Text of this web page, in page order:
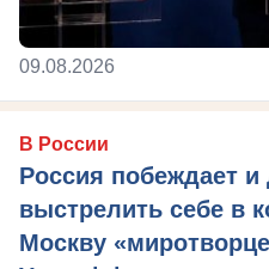
09.08.2026
В России
Россия побеждает
выстрелить себе в
Москву